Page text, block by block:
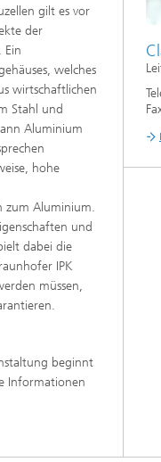
gilt es vor
der
Ein
welches
wirtschaftlichen
Stahl und
Aluminium
hohe
zum Aluminium.
und
dabei die
IPK
müssen,
beginnt
Informationen